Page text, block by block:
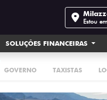
Estou
SOLUÇÕES FINANCEIRAS
GOVERNO TAXISTAS